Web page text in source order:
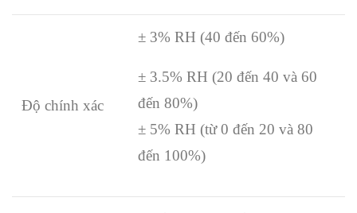
Độ chính xác
± 3% RH (40 đến 60%)
± 3.5% RH (20 đến 40 và 60
đến 80%)
± 5% RH (từ 0 đến 20 và 80
đến 100%)